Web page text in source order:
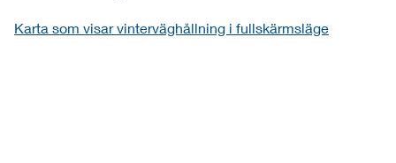
Karta som visar vinterväghållning i fullskärmsläge